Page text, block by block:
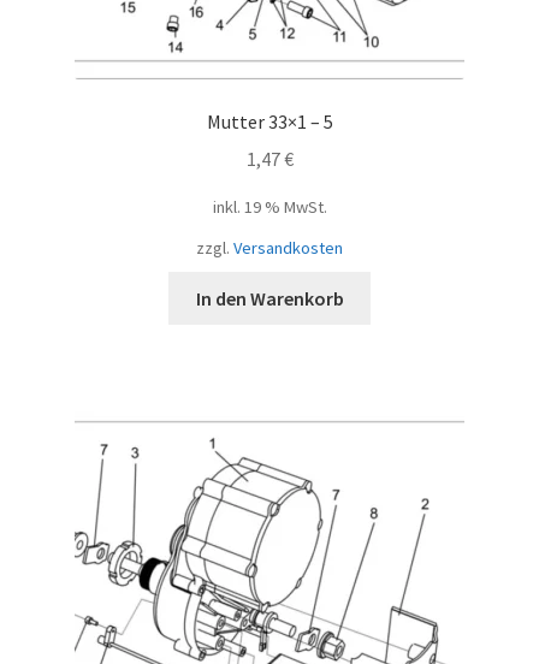
Mutter 33×1 – 5
1,47€
inkl. 19 % MwSt.
zzgl. Versandkosten
In den Warenkorb